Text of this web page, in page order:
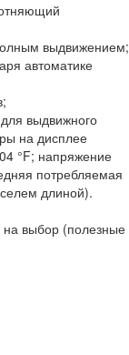
выдвижением;
автоматике
выдвижного
на дисплее
°F; напряжение
потребляемая
длиной).
выбор (полезные